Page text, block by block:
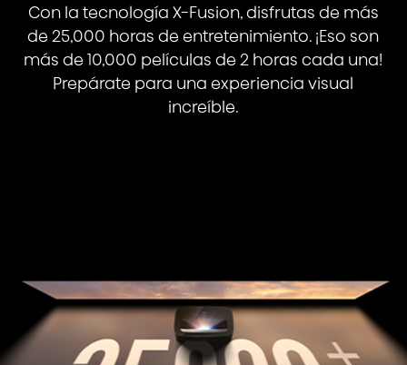
Con la tecnología X-Fusion, disfrutas de más
de 25,000 horas de entretenimiento. ¡Eso son
más de 10,000 películas de 2 horas cada una!
Prepárate para una experiencia visual
increíble.